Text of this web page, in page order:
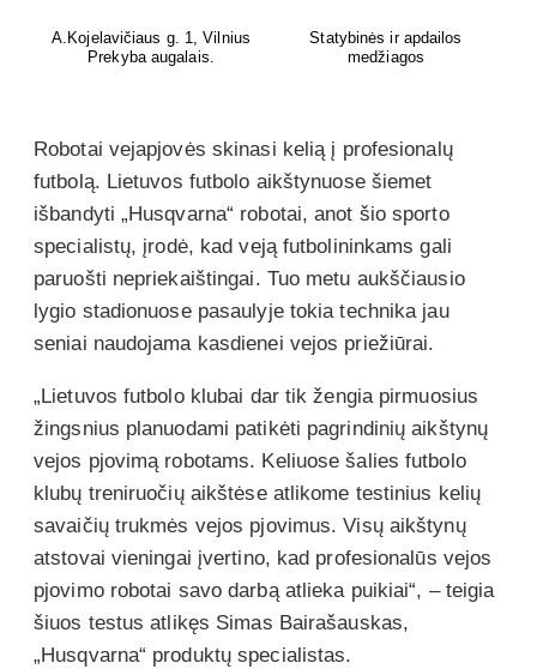
A.Kojelavičiaus g. 1, Vilnius
Prekyba augalais.
Statybinės ir apdailos
medžiagos
Robotai vejapjovės skinasi kelią į profesionalų
futbolą. Lietuvos futbolo aikštynuose šiemet
išbandyti „Husqvarna“ robotai, anot šio sporto
specialistų, įrodė, kad veją futbolininkams gali
paruošti nepriekaištingai. Tuo metu aukščiausio
lygio stadionuose pasaulyje tokia technika jau
seniai naudojama kasdienei vejos priežiūrai.
„Lietuvos futbolo klubai dar tik žengia pirmuosius
žingsnius planuodami patikėti pagrindinių aikštynų
vejos pjovimą robotams. Keliuose šalies futbolo
klubų treniruočių aikštėse atlikome testinius kelių
savaičių trukmės vejos pjovimus. Visų aikštynų
atstovai vieningai įvertino, kad profesionalūs vejos
pjovimo robotai savo darbą atlieka puikiai“, – teigia
šiuos testus atlikęs Simas Bairašauskas,
„Husqvarna“ produktų specialistas.